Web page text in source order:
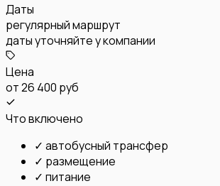
Даты
регулярный маршрут
даты уточняйте у компании
Цена
от26 400 руб
Что включено
✓ автобусный трансфер
✓ размещение
✓ питание